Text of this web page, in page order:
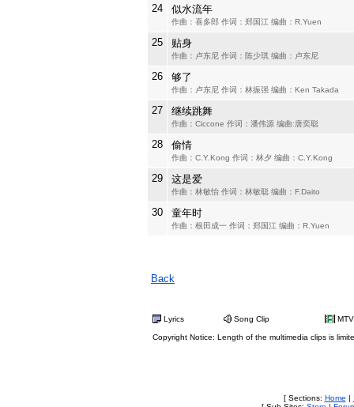
24 似水流年
作曲：喜多郎 作词：郑国江 编曲：R.Yuen
25 贴身
作曲：卢东尼 作词：陈少琪 编曲：卢东尼
26 够了
作曲：卢东尼 作词：林振强 编曲：Ken Takada
27 继续跳舞
作曲：Ciccone 作词：潘伟源 编曲:唐奕聪
28 偷情
作曲：C.Y.Kong 作词：林夕 编曲：C.Y.Kong
29 这是爱
作曲：林敏怡 作词：林敏聪 编曲：F.Daito
30 童年时
作曲：根田成一 作词：郑国江 编曲：R.Yuen
Back
Lyrics Song Clip MTV
Copyright Notice: Length of the multimedia clips is
[ Sections: Home |